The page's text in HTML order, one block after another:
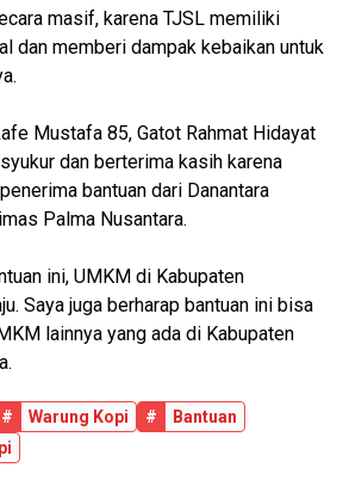
masif, karena TJSL memiliki
dan memberi dampak kebaikan untuk
Mustafa 85, Gatot Rahmat Hidayat
dan berterima kasih karena
bantuan dari Danantara
Palma Nusantara.
ini, UMKM di Kabupaten
Saya juga berharap bantuan ini bisa
lainnya yang ada di Kabupaten
# Warung Kopi #
Bantuan